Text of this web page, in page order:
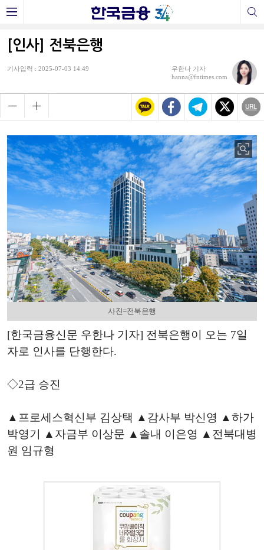
[인사] 전북은행
기사입력 : 2025-07-03 14:49
우한나 기자
hanna@fntimes.com
사진=전북은행
[한국금융신문 우한나 기자] 전북은행이 오는 7일
자로 인사를 단행한다.
◇2급 승진
▲프로세스혁신부 김상택 ▲감사부 박신영 ▲하가
박영기 ▲자금부 이상문 ▲솔내 이은영 ▲전북대병
원 임규형